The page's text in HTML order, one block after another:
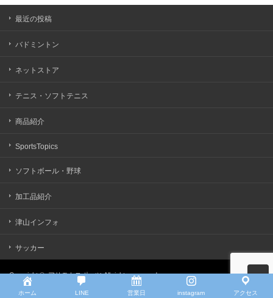
最近の投稿
バドミントン
ネットストア
テニス・ソフトテニス
商品紹介
SportsTopics
ソフトボール・野球
加工品紹介
津山インフォ
サッカー
Copyright ©アリモトスポーツAll rights reserved.
ホーム LINE 営業日 instagram アクセス